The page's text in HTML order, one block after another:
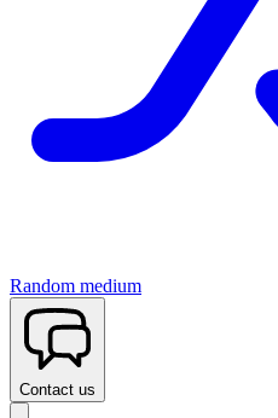
Random medium
Contact us